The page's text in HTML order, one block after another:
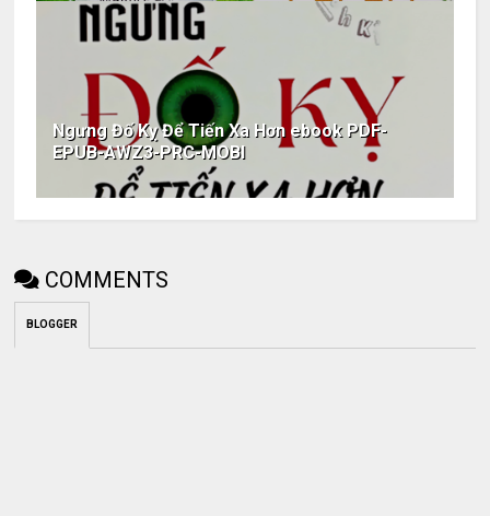
Ngưng Đố Kỵ Để Tiến Xa Hơn ebook PDF-
EPUB-AWZ3-PRC-MOBI
COMMENTS
BLOGGER